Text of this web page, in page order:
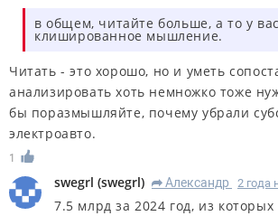
в общем, читайте больше, а то у вас
клишированное мышление.
Читать - это хорошо, но и уметь
анализировать хоть немножко тоже
бы поразмышляйте, почему убрали
электроавто.
1
swegrl (swegrl) R Александр 2 года
7.5 млрд за 2024 год, из